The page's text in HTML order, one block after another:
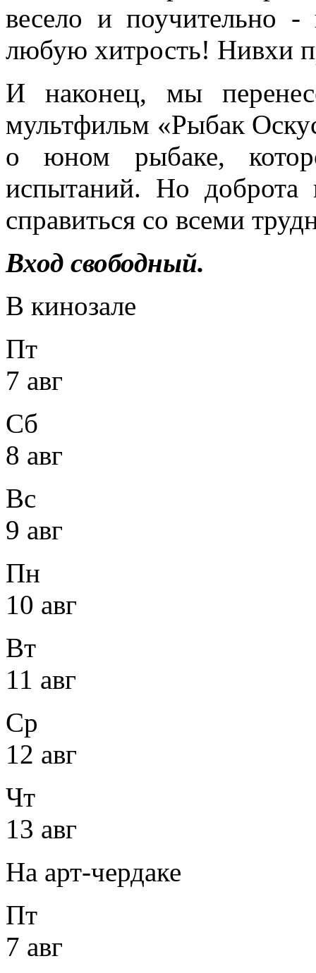
весело и поучительно
любую хитрость! Нивхи
И наконец, мы
мультфильм «Рыбак
о юном рыбаке,
испытаний. Но доброта
справиться со всеми
Вход свободный.
В кинозале
Пт
7 авг
Сб
8 авг
Вс
9 авг
Пн
10 авг
Вт
11 авг
Ср
12 авг
Чт
13 авг
На арт-чердаке
Пт
7 авг